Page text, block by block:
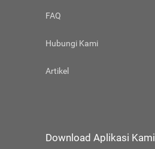
FAQ
Hubungi Kami
Artikel
Download Aplikasi Kami